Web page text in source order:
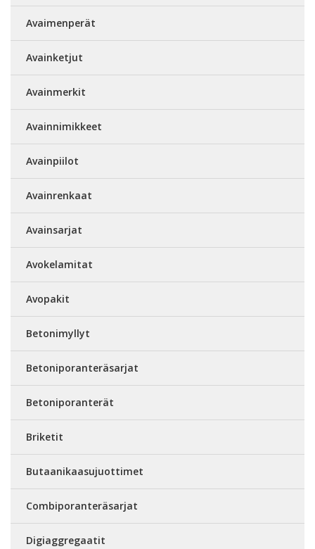
Avaimenperät
Avainketjut
Avainmerkit
Avainnimikkeet
Avainpiilot
Avainrenkaat
Avainsarjat
Avokelamitat
Avopakit
Betonimyllyt
Betoniporanteräsarjat
Betoniporanterät
Briketit
Butaanikaasujuottimet
Combiporanteräsarjat
Digiaggregaatit